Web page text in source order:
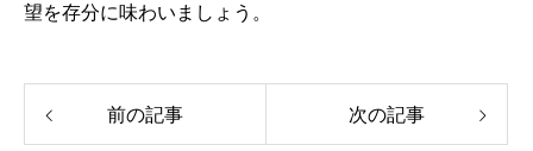
望を存分に味わいましょう。
前の記事 次の記事